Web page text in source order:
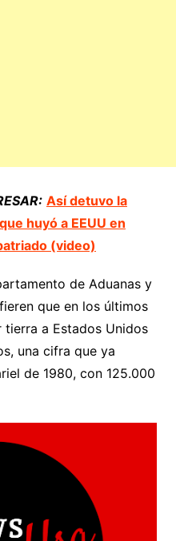
Así detuvo la
huyó a EEUU en
(video)
de Aduanas y
que en los últimos
a Estados Unidos
una cifra que ya
de 1980, con 125.000